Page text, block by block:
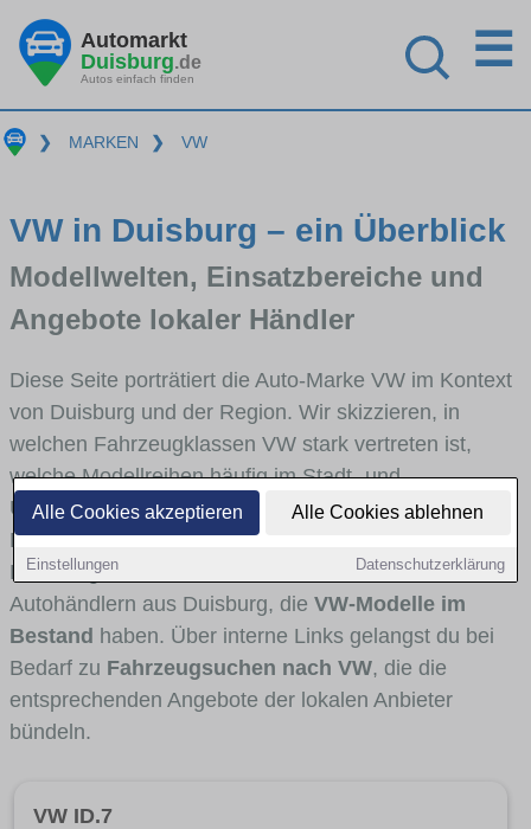
Alle Cookies akzeptieren Alle Cookies ablehnen
Einstellungen Datenschutzerklärung
Automarkt
Duisburg.de
Autos einfach finden
☰
❯ MARKEN ❯ VW
VW in Duisburg – ein Überblick
Modellwelten, Einsatzbereiche und
Angebote lokaler Händler
Diese Seite porträtiert die Auto-Marke VW im Kontext
von Duisburg und der Region. Wir skizzieren, in
welchen Fahrzeugklassen VW stark vertreten ist,
welche Modellreihen häufig im Stadt- und
Umlandverkehr zu sehen sind und für welche
Fahrertypen die Marke interessant ist. Viele
Fahrzeuge stammen von Autohäusern und
Autohändlern aus Duisburg, die VW-Modelle im
Bestand haben. Über interne Links gelangst du bei
Bedarf zu Fahrzeugsuchen nach VW, die die
entsprechenden Angebote der lokalen Anbieter
bündeln.
VW ID.7